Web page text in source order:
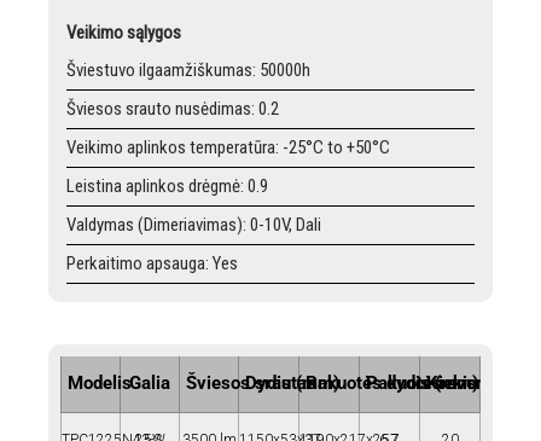
Veikimo sąlygos
Šviestuvo ilgaamžiškumas: 50000h
Šviesos srauto nusėdimas: 0.2
Veikimo aplinkos temperatūra: -25°C to +50°C
Leistina aplinkos drėgmė: 0.9
Valdymas (Dimeriavimas): 0-10V, Dali
Perkaitimo apsauga: Yes
ModelisGalia Šviesos srautas
Dydis (mm)Pakuotės dydis (mm)
Pakuotės svoris (kg)
Kiekis